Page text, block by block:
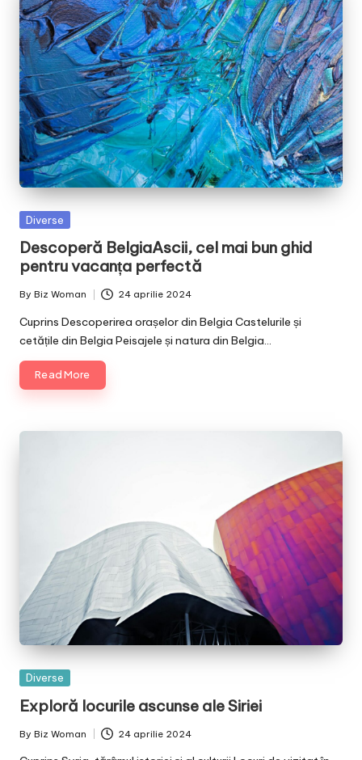
Posted
Diverse
Descoperă BelgiaAscii, cel mai bun ghid
pentru vacanța perfectă
Posted
by
By Biz Woman 24 aprilie 2024
Cuprins Descoperirea orașelor din Belgia Castelurile și
cetățile din Belgia Peisajele și natura din Belgia…
Read More
Posted
Diverse
Exploră locurile ascunse ale Siriei
Posted
by
By Biz Woman 24 aprilie 2024